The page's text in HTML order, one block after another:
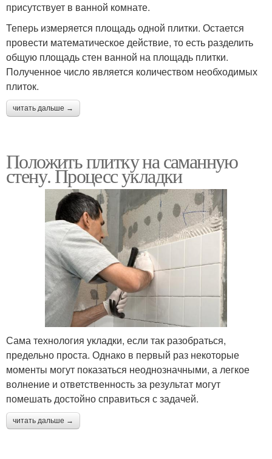
присутствует в ванной комнате.
Теперь измеряется площадь одной плитки. Остается
провести математическое действие, то есть разделить
общую площадь стен ванной на площадь плитки.
Полученное число является количеством необходимых
плиток.
читать дальше →
Положить плитку на саманную
стену. Процесс укладки
Сама технология укладки, если так разобраться,
предельно проста. Однако в первый раз некоторые
моменты могут показаться неоднозначными, а легкое
волнение и ответственность за результат могут
помешать достойно справиться с задачей.
читать дальше →